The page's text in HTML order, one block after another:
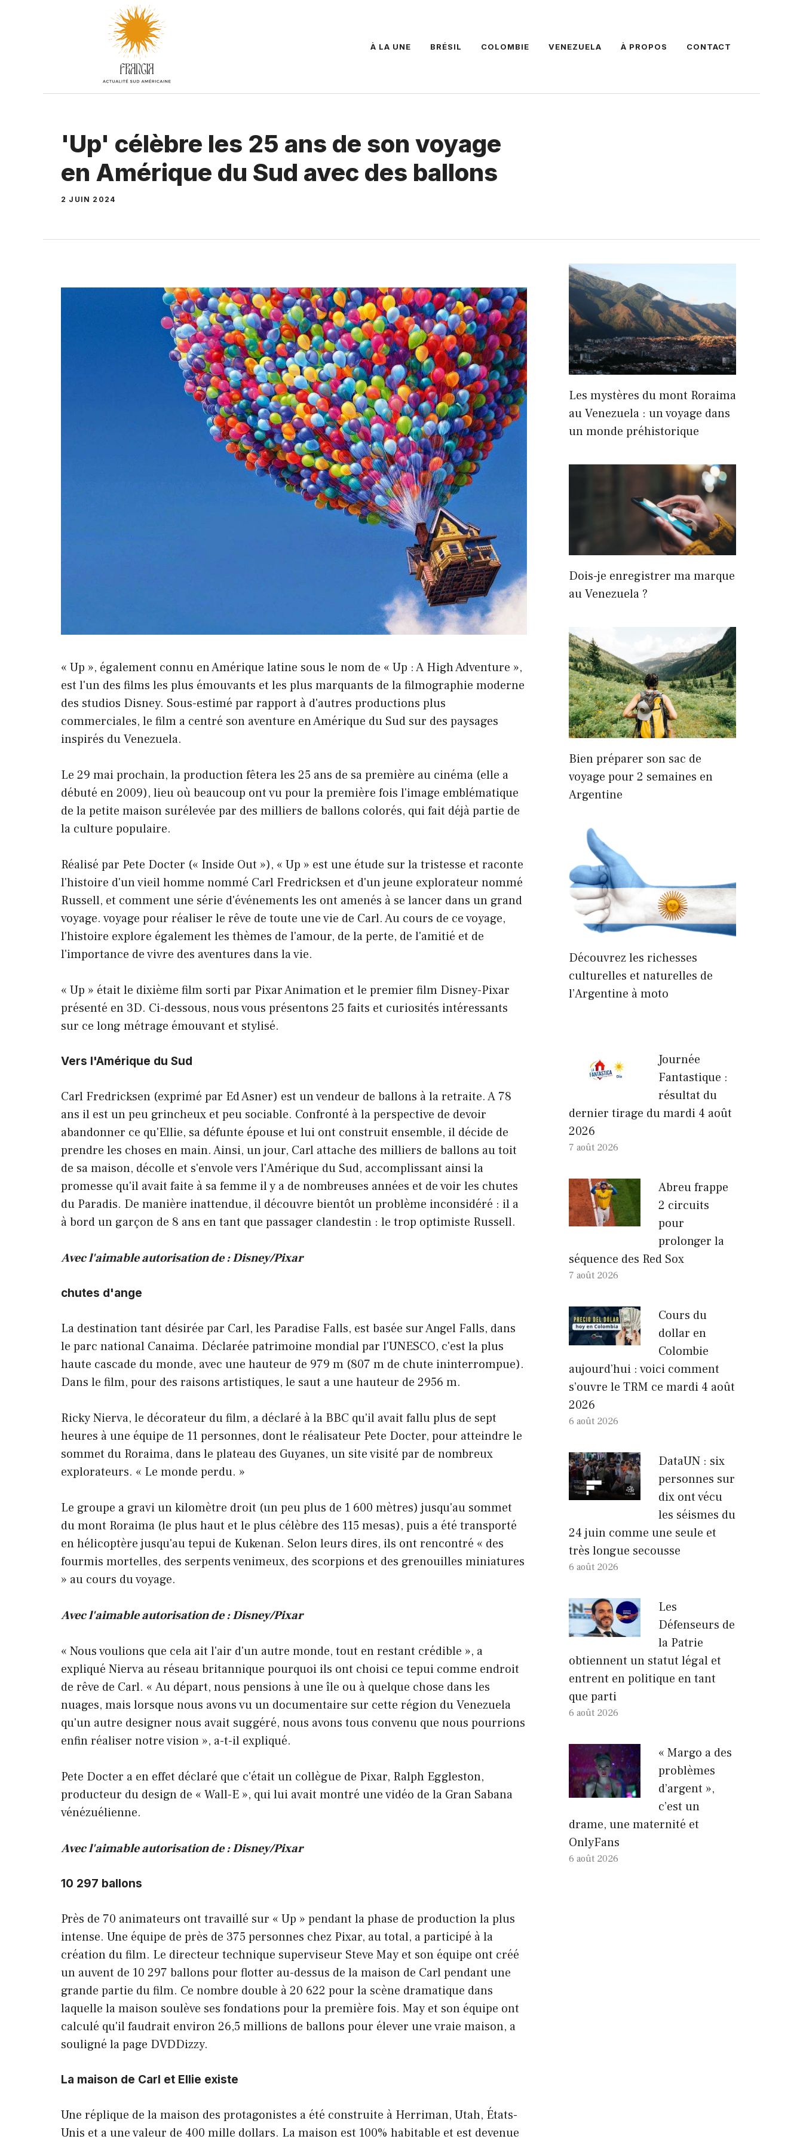
À LA UNE BRÉSIL COLOMBIE VENEZUELA À PROPOS CONTACT
'Up' célèbre les 25 ans de son voyage
en Amérique du Sud avec des ballons
2 JUIN 2024
« Up », également connu en Amérique latine sous le nom de « Up : A High Adventure »,
est l'un des films les plus émouvants et les plus marquants de la filmographie moderne
des studios Disney. Sous-estimé par rapport à d'autres productions plus
commerciales, le film a centré son aventure en Amérique du Sud sur des paysages
inspirés du Venezuela.
Le 29 mai prochain, la production fêtera les 25 ans de sa première au cinéma (elle a
débuté en 2009), lieu où beaucoup ont vu pour la première fois l'image emblématique
de la petite maison surélevée par des milliers de ballons colorés, qui fait déjà partie de
la culture populaire.
Réalisé par Pete Docter (« Inside Out »), « Up » est une étude sur la tristesse et raconte
l'histoire d'un vieil homme nommé Carl Fredricksen et d'un jeune explorateur nommé
Russell, et comment une série d'événements les ont amenés à se lancer dans un grand
voyage. voyage pour réaliser le rêve de toute une vie de Carl. Au cours de ce voyage,
l'histoire explore également les thèmes de l'amour, de la perte, de l'amitié et de
l'importance de vivre des aventures dans la vie.
« Up » était le dixième film sorti par Pixar Animation et le premier film Disney-Pixar
présenté en 3D. Ci-dessous, nous vous présentons 25 faits et curiosités intéressants
sur ce long métrage émouvant et stylisé.
Vers l'Amérique du Sud
Carl Fredricksen (exprimé par Ed Asner) est un vendeur de ballons à la retraite. A 78
ans il est un peu grincheux et peu sociable. Confronté à la perspective de devoir
abandonner ce qu'Ellie, sa défunte épouse et lui ont construit ensemble, il décide de
prendre les choses en main. Ainsi, un jour, Carl attache des milliers de ballons au toit
de sa maison, décolle et s'envole vers l'Amérique du Sud, accomplissant ainsi la
promesse qu'il avait faite à sa femme il y a de nombreuses années et de voir les chutes
du Paradis. De manière inattendue, il découvre bientôt un problème inconsidéré : il a
à bord un garçon de 8 ans en tant que passager clandestin : le trop optimiste Russell.
Avec l'aimable autorisation de : Disney/Pixar
chutes d'ange
La destination tant désirée par Carl, les Paradise Falls, est basée sur Angel Falls, dans
le parc national Canaima. Déclarée patrimoine mondial par l'UNESCO, c'est la plus
haute cascade du monde, avec une hauteur de 979 m (807 m de chute ininterrompue).
Dans le film, pour des raisons artistiques, le saut a une hauteur de 2956 m.
Ricky Nierva, le décorateur du film, a déclaré à la BBC qu'il avait fallu plus de sept
heures à une équipe de 11 personnes, dont le réalisateur Pete Docter, pour atteindre le
sommet du Roraima, dans le plateau des Guyanes, un site visité par de nombreux
explorateurs. « Le monde perdu. »
Le groupe a gravi un kilomètre droit (un peu plus de 1 600 mètres) jusqu'au sommet
du mont Roraima (le plus haut et le plus célèbre des 115 mesas), puis a été transporté
en hélicoptère jusqu'au tepui de Kukenan. Selon leurs dires, ils ont rencontré « des
fourmis mortelles, des serpents venimeux, des scorpions et des grenouilles miniatures
» au cours du voyage.
Avec l'aimable autorisation de : Disney/Pixar
« Nous voulions que cela ait l'air d'un autre monde, tout en restant crédible », a
expliqué Nierva au réseau britannique pourquoi ils ont choisi ce tepui comme endroit
de rêve de Carl. « Au départ, nous pensions à une île ou à quelque chose dans les
nuages, mais lorsque nous avons vu un documentaire sur cette région du Venezuela
qu'un autre designer nous avait suggéré, nous avons tous convenu que nous pourrions
enfin réaliser notre vision », a-t-il expliqué.
Pete Docter a en effet déclaré que c'était un collègue de Pixar, Ralph Eggleston,
producteur du design de « Wall-E », qui lui avait montré une vidéo de la Gran Sabana
vénézuélienne.
Avec l'aimable autorisation de : Disney/Pixar
10 297 ballons
Près de 70 animateurs ont travaillé sur « Up » pendant la phase de production la plus
intense. Une équipe de près de 375 personnes chez Pixar, au total, a participé à la
création du film. Le directeur technique superviseur Steve May et son équipe ont créé
un auvent de 10 297 ballons pour flotter au-dessus de la maison de Carl pendant une
grande partie du film. Ce nombre double à 20 622 pour la scène dramatique dans
laquelle la maison soulève ses fondations pour la première fois. May et son équipe ont
calculé qu'il faudrait environ 26,5 millions de ballons pour élever une vraie maison, a
souligné la page DVDDizzy.
La maison de Carl et Ellie existe
Une réplique de la maison des protagonistes a été construite à Herriman, Utah, États-
Unis et a une valeur de 400 mille dollars. La maison est 100% habitable et est devenue
Les mystères du mont Roraima
au Venezuela : un voyage dans
un monde préhistorique
Dois-je enregistrer ma marque
au Venezuela ?
Bien préparer son sac de
voyage pour 2 semaines en
Argentine
Découvrez les richesses
culturelles et naturelles de
l’Argentine à moto
Journée
Fantastique :
résultat du
dernier tirage du mardi 4 août
2026
7 août 2026
Abreu frappe
2 circuits
pour
prolonger la
séquence des Red Sox
7 août 2026
Cours du
dollar en
Colombie
aujourd’hui : voici comment
s’ouvre le TRM ce mardi 4 août
2026
6 août 2026
DataUN : six
personnes sur
dix ont vécu
les séismes du
24 juin comme une seule et
très longue secousse
6 août 2026
Les
Défenseurs de
la Patrie
obtiennent un statut légal et
entrent en politique en tant
que parti
6 août 2026
« Margo a des
problèmes
d’argent »,
c’est un
drame, une maternité et
OnlyFans
6 août 2026